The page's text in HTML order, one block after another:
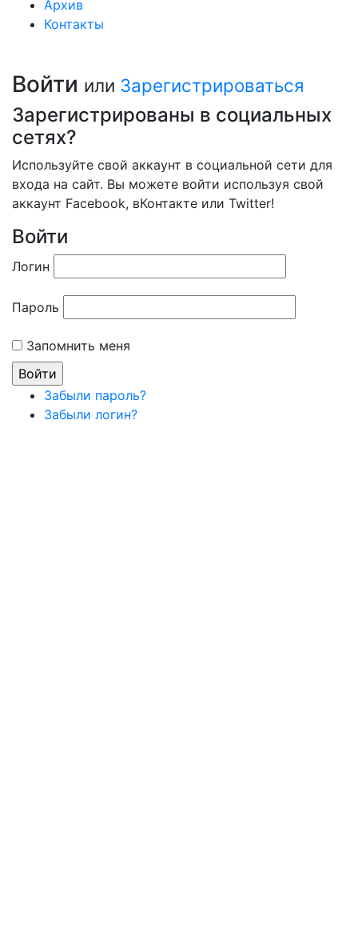
Архив
Контакты
Войти или Зарегистрироваться
Зарегистрированы в социальных
сетях?
Используйте свой аккаунт в социальной сети для
входа на сайт. Вы можете войти используя свой
аккаунт Facebook, вКонтакте или Twitter!
Войти
Логин
Пароль
Запомнить меня
Забыли пароль?
Забыли логин?